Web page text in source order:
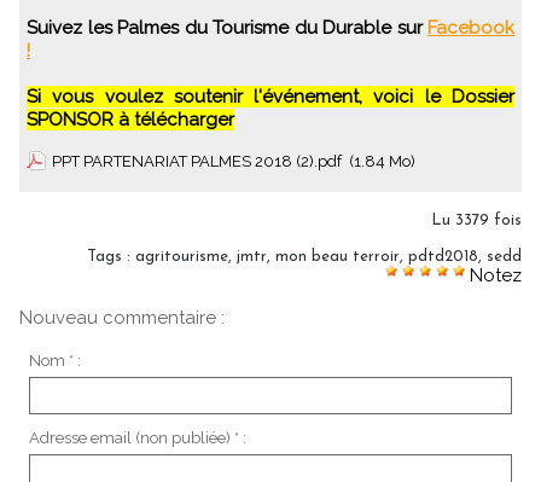
Suivez les Palmes du Tourisme du Durable sur Facebook
!
Si vous voulez soutenir l'événement, voici le Dossier
SPONSOR à télécharger
PPT PARTENARIAT PALMES 2018 (2).pdf (1.84 Mo)
Lu 3379 fois
Tags : agritourisme, jmtr, mon beau terroir, pdtd2018, sedd
Notez
Nouveau commentaire :
Nom * :
Adresse email (non publiée) * :